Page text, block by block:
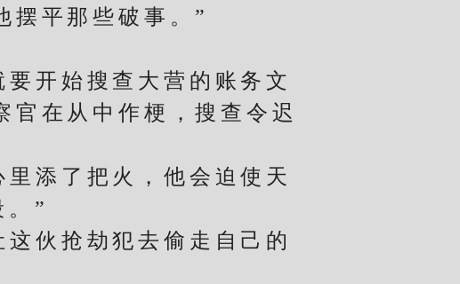
平那些破事。”
开始搜查大营的账务文
官在从中作梗，搜查令迟
添了把火，他会迫使天
”
伙抢劫犯去偷走自己的